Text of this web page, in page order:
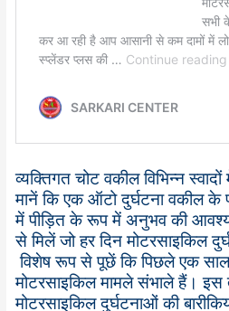
व्यक्तिगत चोट वकील विभिन्न
मानें कि एक ऑटो दुर्घटना वकील के
में पीड़ित के रूप में अनुभव की
से मिलें जो हर दिन मोटरसाइकिल
विशेष रूप से पूछें कि पिछले एक
मोटरसाइकिल मामले संभाले हैं।
मोटरसाइकिल दुर्घटनाओं की